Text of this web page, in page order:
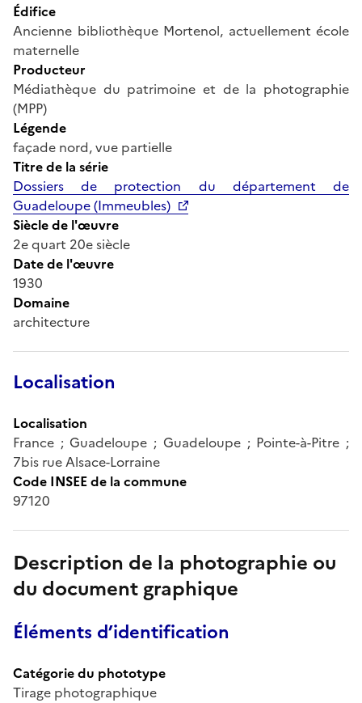
Édifice
Ancienne bibliothèque Mortenol, actuellement école
maternelle
Producteur
Médiathèque du patrimoine et de la photographie
(MPP)
Légende
façade nord, vue partielle
Titre de la série
Dossiers de protection du département de
Guadeloupe (Immeubles)
Siècle de l'œuvre
2e quart 20e siècle
Date de l'œuvre
1930
Domaine
architecture
Localisation
Localisation
France ; Guadeloupe ; Guadeloupe ; Pointe-à-Pitre ;
7bis rue Alsace-Lorraine
Code INSEE de la commune
97120
Description de la photographie ou
du document graphique
Éléments d’identification
Catégorie du phototype
Tirage photographique